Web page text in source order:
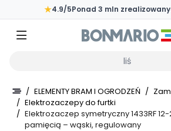
Przejdź do głównej zawartości strony
★4.9/5Ponad 3 mln
/ ELEMENTY BRAM I OGRODZEŃ /
/ Elektrozaczepy do furtki
/ Elektrozaczep symetryczny 1433RF
pamięcią – wąski, regulowany